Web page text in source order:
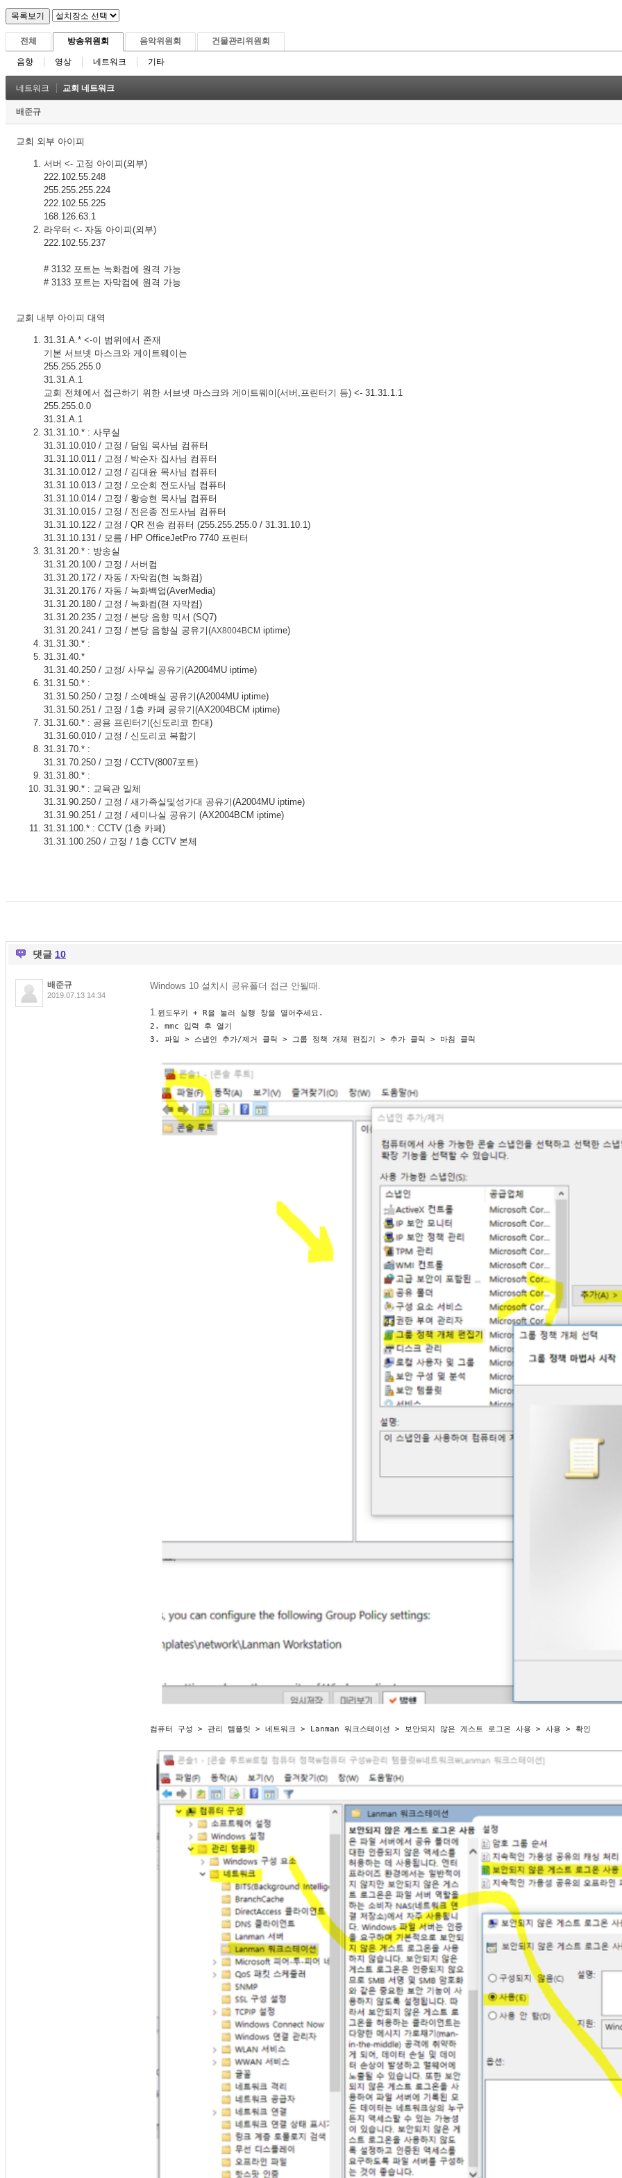
전체 방송위원회
음향 영상 네트워크 기타
음악위원회 건물관리위원회
네트워크 교회 네트워크
배준규
교회 외부 아이피
서버 <- 고정 아이피(외부)
222.102.55.248
255.255.255.224
222.102.55.225
168.126.63.1
라우터 <- 자동 아이피(외부)
222.102.55.237
# 3132 포트는 녹화컴에 원격 가능
# 3133 포트는 자막컴에 원격 가능
교회 내부 아이피 대역
31.31.A.* <-이 범위에서 존재
기본 서브넷 마스크와 게이트웨이는
255.255.255.0
31.31.A.1
교회 전체에서 접근하기 위한 서브넷 마스크와 게이트웨이(서버,프린터기 등) <- 31.31.1.1
255.255.0.0
31.31.A.1
31.31.10.* : 사무실
31.31.10.010 / 고정 / 담임 목사님 컴퓨터
31.31.10.011 / 고정 / 박순자 집사님 컴퓨터
31.31.10.012 / 고정 / 김대윤 목사님 컴퓨터
31.31.10.013 / 고정 / 오순희 전도사님 컴퓨터
31.31.10.014 / 고정 / 황승현 목사님 컴퓨터
31.31.10.015 / 고정 / 전은종 전도사님 컴퓨터
31.31.10.122 / 고정 / QR 전송 컴퓨터 (255.255.255.0 / 31.31.10.1)
31.31.10.131 / 모름 / HP OfficeJetPro 7740 프린터
31.31.20.* : 방송실
31.31.20.100 / 고정 / 서버컴
31.31.20.172 / 자동 / 자막컴(현 녹화컴)
31.31.20.176 / 자동 / 녹화백업(AverMedia)
31.31.20.180 / 고정 / 녹화컴(현 자막컴)
31.31.20.235 / 고정 / 본당 음향 믹서 (SQ7)
31.31.20.241 / 고정 / 본당 음향실 공유기(AX8004BCM iptime)
31.31.30.* :
31.31.40.*
31.31.40.250 / 고정/ 사무실 공유기(A2004MU iptime)
31.31.50.* :
31.31.50.250 / 고정 / 소예배실 공유기(A2004MU iptime)
31.31.50.251 / 고정 / 1층 카페 공유기(AX2004BCM iptime)
31.31.60.* : 공용 프린터기(신도리코 한대)
31.31.60.010 / 고정 / 신도리코 복합기
31.31.70.* :
31.31.70.250 / 고정 / CCTV(8007포트)
31.31.80.* :
31.31.90.* : 교육관 일체
31.31.90.250 / 고정 / 새가족실및성가대 공유기(A2004MU iptime)
31.31.90.251 / 고정 / 세미나실 공유기 (AX2004BCM iptime)
31.31.100.* : CCTV (1층 카페)
31.31.100.250 / 고정 / 1층 CCTV 본체
댓글 10
배준규
2019.07.13 14:34
Windows 10 설치시 공유폴더 접근 안될때.
1.윈도우키 + R을 눌러 실행 창을 열어주세요.
2. mmc 입력 후 열기
3. 파일 > 스냅인 추가/제거 클릭 > 그룹 정책 개체 편집기 > 추가 클릭 > 마침 클릭
컴퓨터 구성 > 관리 템플릿 > 네트워크 > Lanman 워크스테이션 > 보안되지 않은 게스트 로그온 사용 > 사용 > 확인